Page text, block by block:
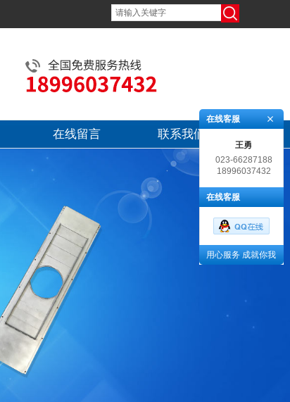
在线留言 联系我们
在线客服
王勇
023-66287188
18996037432
在线客服
用心服务 成就你我